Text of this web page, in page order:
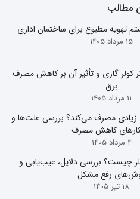
مطالب
تهویه مطبوع برای ساختمان اداری
15 مرداد 1405
کولر گازی و تأثیر آن بر کاهش مصرف
برق
11 مرداد 1405
زیادی مصرف می‌کند؟ بررسی علت‌ها و
کاهش مصرف
4 مرداد 1405
چیست؟ بررسی دلایل، عیب‌یابی و
رفع مشکل
18 تیر 1405